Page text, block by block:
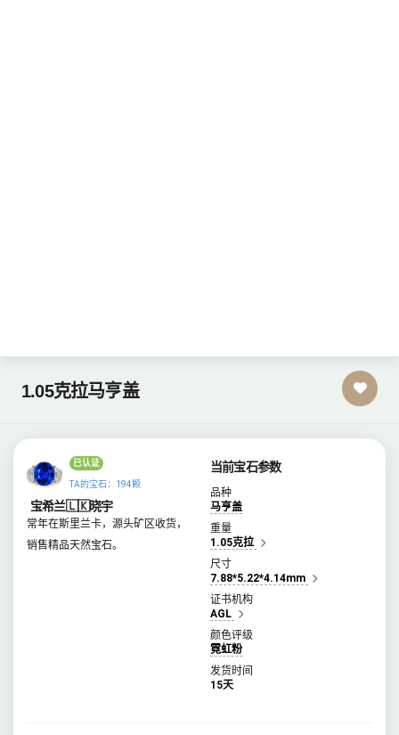
1.05克拉马亨盖
已认证
TA的宝石：194颗
宝希兰🇱🇰晓宇
常年在斯里兰卡，源头矿区收货，
销售精品天然宝石。
当前宝石参数
品种
马亨盖
重量
1.05克拉
尺寸
7.88*5.22*4.14mm
证书机构
AGL
颜色评级
霓虹粉
发货时间
15天